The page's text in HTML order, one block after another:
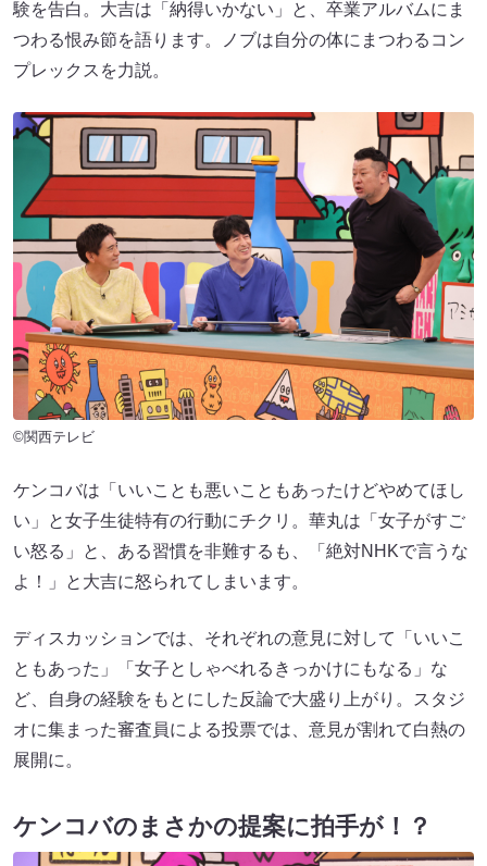
験を告白。大吉は「納得いかない」と、卒業アルバムにま
つわる恨み節を語ります。ノブは自分の体にまつわるコン
プレックスを力説。
©関西テレビ
ケンコバは「いいことも悪いこともあったけどやめてほし
い」と女子生徒特有の行動にチクリ。華丸は「女子がすご
い怒る」と、ある習慣を非難するも、「絶対NHKで言うな
よ！」と大吉に怒られてしまいます。
ディスカッションでは、それぞれの意見に対して「いいこ
ともあった」「女子としゃべれるきっかけにもなる」な
ど、自身の経験をもとにした反論で大盛り上がり。スタジ
オに集まった審査員による投票では、意見が割れて白熱の
展開に。
ケンコバのまさかの提案に拍手が！？